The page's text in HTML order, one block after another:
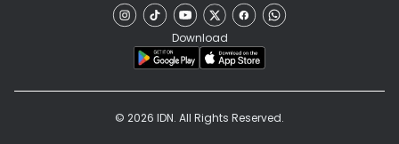
Download
© 2026 IDN. All Rights Reserved.